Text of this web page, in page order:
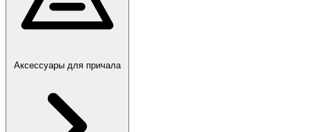
Аксессуары для причала